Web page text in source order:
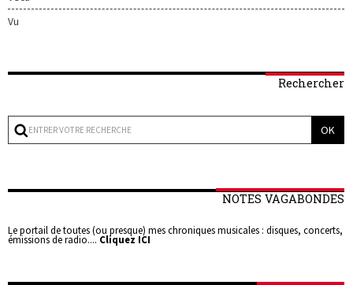
Vu
Rechercher
NOTES VAGABONDES
Le portail de toutes (ou presque) mes chroniques musicales : disques, concerts,
émissions de radio.... Cliquez ICI